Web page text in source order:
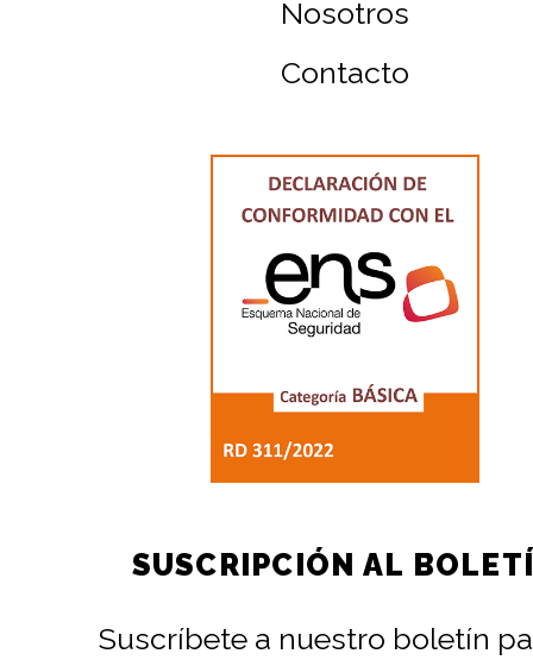
Nosotros
Contacto
SUSCRIPCIÓN AL
Suscríbete a nuestro boletín